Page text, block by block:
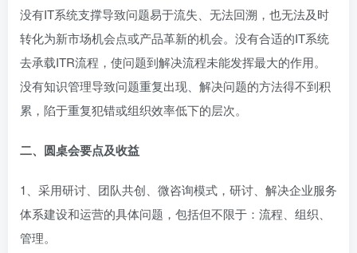
没有IT系统支撑导致问题易于流失、无法回溯，也无法及时
转化为新市场机会点或产品革新的机会。没有合适的IT系统
去承载ITR流程，使问题到解决流程未能发挥最大的作用。
没有知识管理导致问题重复出现、解决问题的方法得不到积
累，陷于重复犯错或组织效率低下的层次。
二、圆桌会要点及收益
1、采用研讨、团队共创、微咨询模式，研讨、解决企业服务
体系建设和运营的具体问题，包括但不限于：流程、组织、
管理。